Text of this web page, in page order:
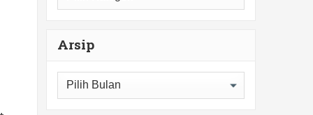
Arsip
Arsip